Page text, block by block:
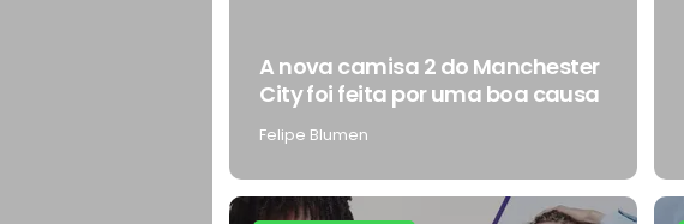
A nova camisa 2 do Manchester
City foi feita por uma boa causa
Felipe Blumen